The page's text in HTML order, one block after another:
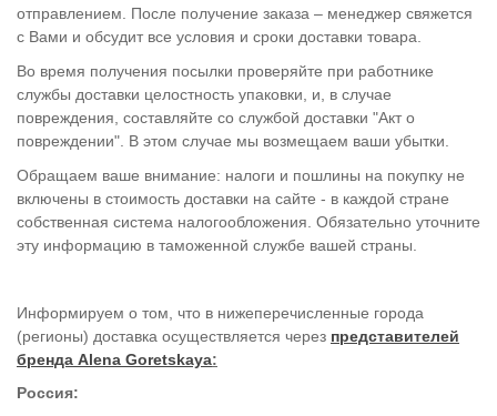
отправлением. После получение заказа – менеджер свяжется
с Вами и обсудит все условия и сроки доставки товара.
Во время получения посылки проверяйте при работнике
службы доставки целостность упаковки, и, в случае
повреждения, составляйте со службой доставки "Акт о
повреждении". В этом случае мы возмещаем ваши убытки.
Обращаем ваше внимание: налоги и пошлины на покупку не
включены в стоимость доставки на сайте - в каждой стране
собственная система налогообложения. Обязательно уточните
эту информацию в таможенной службе вашей страны.
Информируем о том, что в нижеперечисленные города
(регионы) доставка осуществляется через представителей
бренда Alena Goretskaya:
Россия: